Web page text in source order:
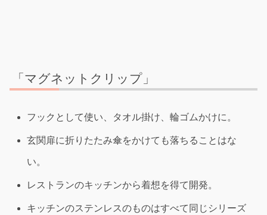
「マグネットクリップ」
フックとして使い、タオル掛け、輪ゴムかけに。
玄関扉に折りたたみ傘をかけても落ちることはな
い。
レストランのキッチンから着想を得て開発。
キッチンのステンレスのものはすべて同じシリーズ